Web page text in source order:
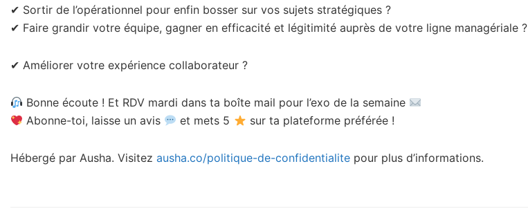
✔ Sortir de l’opérationnel pour enfin bosser sur vos sujets stratégiques ?
✔ Faire grandir votre équipe, gagner en efficacité et légitimité auprès de votre ligne managériale ?
✔ Améliorer votre expérience collaborateur ?
Bonne écoute ! Et RDV mardi dans ta boîte mail pour l’exo de la semaine
Abonne-toi, laisse un avis
et mets 5 sur ta plateforme préférée !
Hébergé par Ausha. Visitez ausha.co/politique-de-confidentialite pour plus d’informations.